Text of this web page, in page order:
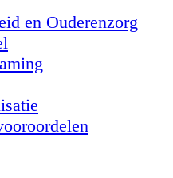
en Ouderenzorg